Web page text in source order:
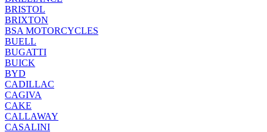
BRISTOL
BRIXTON
BSA MOTORCYCLES
BUELL
BUGATTI
BUICK
BYD
CADILLAC
CAGIVA
CAKE
CALLAWAY
CASALINI